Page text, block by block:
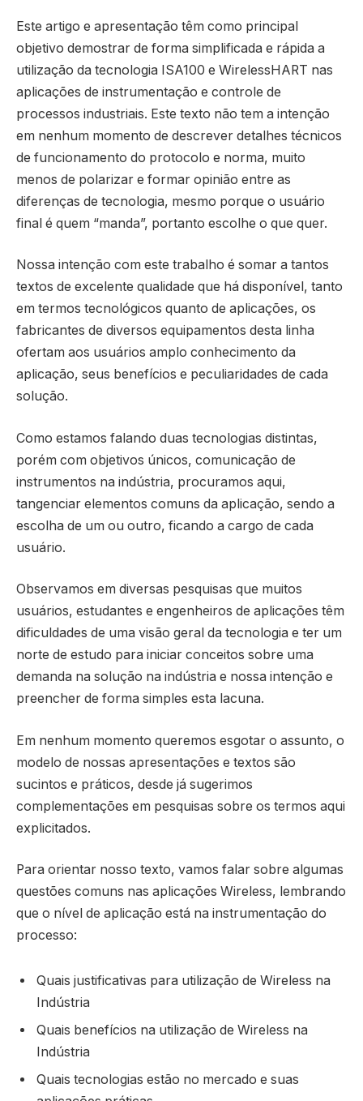
Este artigo e apresentação têm como principal
objetivo demostrar de forma simplificada e rápida a
utilização da tecnologia ISA100 e WirelessHART nas
aplicações de instrumentação e controle de
processos industriais. Este texto não tem a intenção
em nenhum momento de descrever detalhes técnicos
de funcionamento do protocolo e norma, muito
menos de polarizar e formar opinião entre as
diferenças de tecnologia, mesmo porque o usuário
final é quem “manda”, portanto escolhe o que quer.
Nossa intenção com este trabalho é somar a tantos
textos de excelente qualidade que há disponível, tanto
em termos tecnológicos quanto de aplicações, os
fabricantes de diversos equipamentos desta linha
ofertam aos usuários amplo conhecimento da
aplicação, seus benefícios e peculiaridades de cada
solução.
Como estamos falando duas tecnologias distintas,
porém com objetivos únicos, comunicação de
instrumentos na indústria, procuramos aqui,
tangenciar elementos comuns da aplicação, sendo a
escolha de um ou outro, ficando a cargo de cada
usuário.
Observamos em diversas pesquisas que muitos
usuários, estudantes e engenheiros de aplicações têm
dificuldades de uma visão geral da tecnologia e ter um
norte de estudo para iniciar conceitos sobre uma
demanda na solução na indústria e nossa intenção e
preencher de forma simples esta lacuna.
Em nenhum momento queremos esgotar o assunto, o
modelo de nossas apresentações e textos são
sucintos e práticos, desde já sugerimos
complementações em pesquisas sobre os termos aqui
explicitados.
Para orientar nosso texto, vamos falar sobre algumas
questões comuns nas aplicações Wireless, lembrando
que o nível de aplicação está na instrumentação do
processo:
Quais justificativas para utilização de Wireless na
Indústria
Quais benefícios na utilização de Wireless na
Indústria
Quais tecnologias estão no mercado e suas